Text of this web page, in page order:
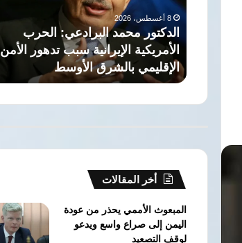
الإيرانية
سبب
تدهور
الأمن
الإقليمي
بالشرق
8 أغسطس، 2026
الدكتور محمد البرادعي: الحرب
الأمريكية الإيرانية سبب تدهور الأمن
الإقليمي بالشرق الأوسط
أخر المقالات
المبعوث الأممي يحذر من عودة
اليمن إلى صراع واسع ويدعو
لوقف التصعيد